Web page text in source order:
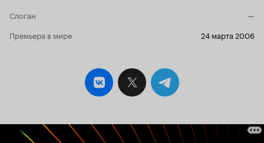
Слоган
—
Премьера в мире
24 марта 2006